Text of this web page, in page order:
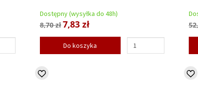
Dostępny (wysyłka do 48h)
8,70 zł7,83 zł
Do koszyka